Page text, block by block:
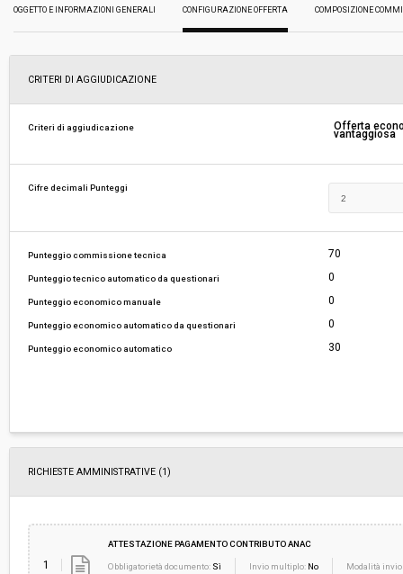
12/06/2018 16:22
Svolgimento:
Responsabile attuale:
ESTAR - ENTE DI SUPPORTO TECNICO
REGIONALE - AREA FARMACI, DIAGNOSTICI E
OGGETTO E INFORMAZIONI GENERALI CONFIGURAZIONE OFFERTA COMPOSIZIONE
CRITERI DI AGGIUDICAZIONE
Criteri di aggiudicazione Offerta
vantaggiosa
Cifre decimali Punteggi
Punteggio commissione tecnica 70
Punteggio tecnico automatico da questionari 0
Punteggio economico manuale 0
Punteggio economico automatico da questionari 0
Punteggio economico automatico 30
RICHIESTE AMMINISTRATIVE (1)
1
ATTESTAZIONE PAGAMENTO CONTRIBUTO ANAC
Obbligatorietà documento: Sì Invio multiplo: No
Modalità